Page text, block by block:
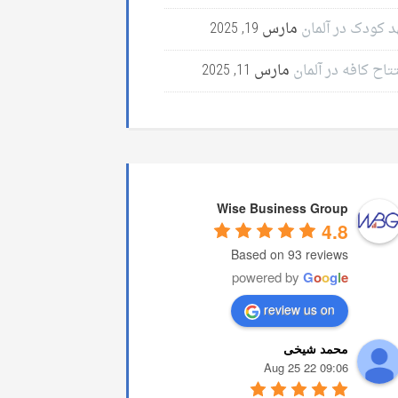
کودک در آلمان مارس 19, 2025
کافه در آلمان مارس 11, 2025
Wise Business Group
4.8
Based on 93 reviews
powered by Google
review us on
محمد شیخی
09:06 22 Aug 25